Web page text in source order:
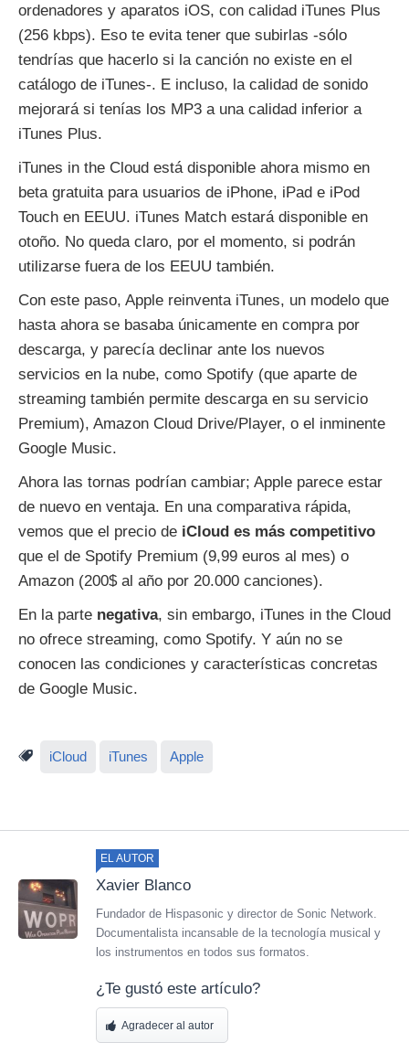
ordenadores y aparatos iOS, con calidad iTunes Plus
(256 kbps). Eso te evita tener que subirlas -sólo
tendrías que hacerlo si la canción no existe en el
catálogo de iTunes-. E incluso, la calidad de sonido
mejorará si tenías los MP3 a una calidad inferior a
iTunes Plus.
iTunes in the Cloud está disponible ahora mismo en
beta gratuita para usuarios de iPhone, iPad e iPod
Touch en EEUU. iTunes Match estará disponible en
otoño. No queda claro, por el momento, si podrán
utilizarse fuera de los EEUU también.
Con este paso, Apple reinventa iTunes, un modelo que
hasta ahora se basaba únicamente en compra por
descarga, y parecía declinar ante los nuevos
servicios en la nube, como Spotify (que aparte de
streaming también permite descarga en su servicio
Premium), Amazon Cloud Drive/Player, o el inminente
Google Music.
Ahora las tornas podrían cambiar; Apple parece estar
de nuevo en ventaja. En una comparativa rápida,
vemos que el precio de iCloud es más competitivo
que el de Spotify Premium (9,99 euros al mes) o
Amazon (200$ al año por 20.000 canciones).
En la parte negativa, sin embargo, iTunes in the Cloud
no ofrece streaming, como Spotify. Y aún no se
conocen las condiciones y características concretas
de Google Music.
iCloud iTunes Apple
EL AUTOR
Xavier Blanco
Fundador de Hispasonic y director de Sonic Network.
Documentalista incansable de la tecnología musical y
los instrumentos en todos sus formatos.
¿Te gustó este artículo?
Agradecer al autor